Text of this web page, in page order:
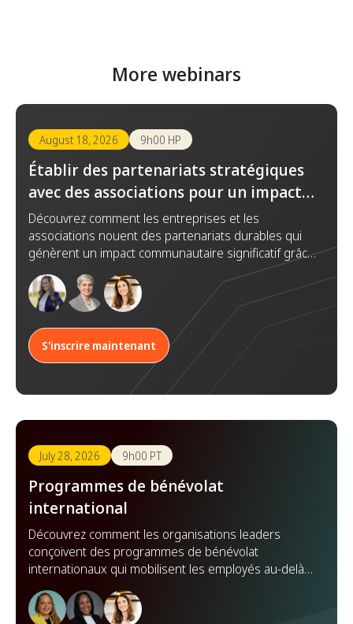
More webinars
August 18, 2026 9h00 HP
Établir des partenariats stratégiques
avec des associations pour un impact
durable
Découvrez comment les entreprises et les
associations nouent des partenariats durables qui
génèrent un impact communautaire significatif grâce
à la confiance, la collaboration et des objectifs
communs.
S'inscrire maintenant
July 28, 2026 9h00 PT
Programmes de bénévolat
international
Découvrez comment les organisations leaders
conçoivent des programmes de bénévolat
internationaux qui mobilisent les employés au-delà
des frontières, renforcent les partenariats et
démultiplient leur impact à l'échelle mondiale.